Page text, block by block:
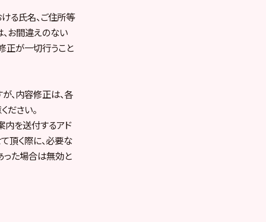
る氏名、ご住所等
、お間違えのない
正が一切行うこと
、内容修正は、各
さい。
内を送付するアド
頂く際に、必要な
った場合は無効と